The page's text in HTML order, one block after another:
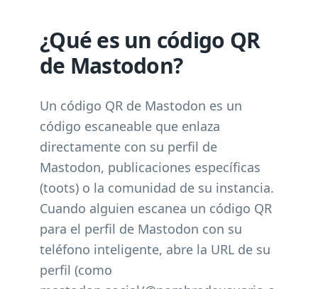
¿Qué es un código QR
de Mastodon?
Un código QR de Mastodon es un
código escaneable que enlaza
directamente con su perfil de
Mastodon, publicaciones específicas
(toots) o la comunidad de su instancia.
Cuando alguien escanea un código QR
para el perfil de Mastodon con su
teléfono inteligente, abre la URL de su
perfil (como